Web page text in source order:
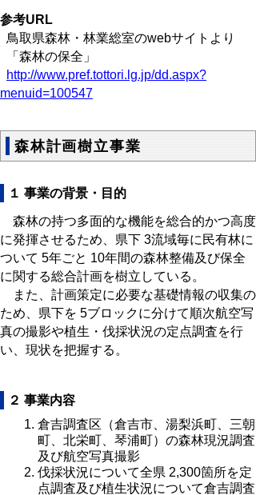
参考URL
鳥取県森林・林業総室のwebサイトより
「森林の保全」
http://www.pref.tottori.lg.jp/dd.aspx?
menuid=100547
森林計画樹立事業
１ 事業の背景・目的
森林の持つ多面的な機能を総合的かつ高度
に発揮させるため、県下 3流域毎に民有林に
ついて 5年ごと 10年間の森林整備及び保全
に関する総合計画を樹立している。
また、計画策定に必要な基礎情報の収集の
ため、県下を 5ブロックに分けて順次航空写
真の撮影や植生・伐採状況の定点調査を行
い、現状を把握する。
２ 事業内容
倉吉調査区（倉吉市、湯梨浜町、三朝
町、北栄町、琴浦町）の森林現況調査
及び航空写真撮影
伐採状況について全県 2,300箇所を定
点調査及び植生状況について倉吉調査